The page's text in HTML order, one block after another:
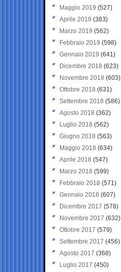
Maggio 2019 (527)
Aprile 2019 (383)
Marzo 2019 (562)
Febbraio 2019 (598)
Gennaio 2019 (641)
Dicembre 2018 (623)
Novembre 2018 (603)
Ottobre 2018 (631)
Settembre 2018 (586)
Agosto 2018 (362)
Luglio 2018 (562)
Giugno 2018 (563)
Maggio 2018 (634)
Aprile 2018 (547)
Marzo 2018 (599)
Febbraio 2018 (571)
Gennaio 2018 (607)
Dicembre 2017 (578)
Novembre 2017 (632)
Ottobre 2017 (579)
Settembre 2017 (456)
Agosto 2017 (368)
Luglio 2017 (450)